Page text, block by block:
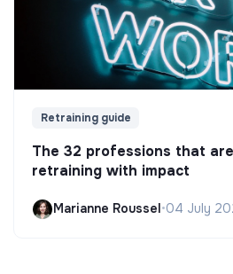
Retraining guide
The 32 professions that
retraining with impact
Marianne Roussel •04 July